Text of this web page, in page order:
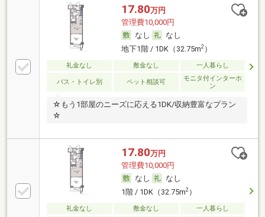
17.80万円
管理費10,000円
なし
なし
地下1階 / 1DK（32.75m2）
礼金なし 敷金なし 一人暮らし
バス・トイレ別 ペット相談可
モニタ付インターホ
ン
☆もう1部屋のニーズに応える1DK/収納豊富なプラン
☆
17.80万円
管理費10,000円
なし
なし
1階 / 1DK（32.75m2）
礼金なし 敷金なし 一人暮らし